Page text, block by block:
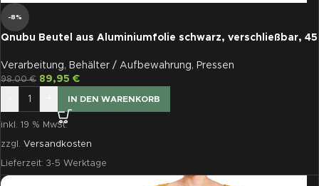
-8%
Qnubu Beutel aus Aluminiumfolie schwarz, verschließbar, 45
Verarbeitung, Behälter / Aufbewahrung, Pressen
98,00€ 89,95 €
IN DEN WARENKORB
inkl. 19 % MwSt.
zzgl. Versandkosten
Lieferzeit: 3-5 Werktage